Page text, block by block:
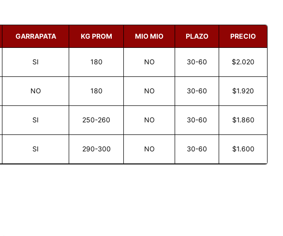
GARRAPATA KG PROM MIO MIO PLAZO PRECIO
SI 180 NO 30-60 $2.020
NO 180 NO 30-60 $1.920
SI 250-260 NO 30-60 $1.860
SI 290-300 NO 30-60 $1.600